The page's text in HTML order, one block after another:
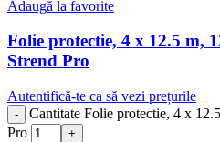
Adaugă la favorite
Folie protectie, 4 x 12.5 m,
Strend Pro
Autentifică-te ca să vezi prețurile
Cantitate Folie protectie, 4 x
Pro